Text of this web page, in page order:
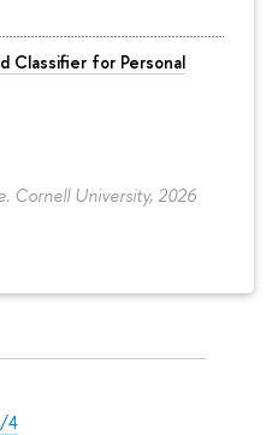
Classifier for Personal
Cornell University, 2026
4